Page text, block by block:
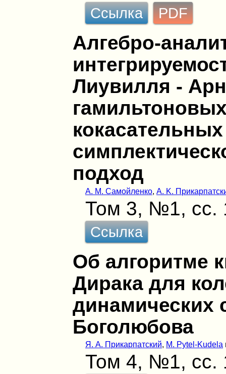
Ссылка PDF
Алгебро-
Лиувилля -
подход
А. М. Самойленко,А. K.
Том 3, №1, сс.
Ссылка
Об алгоритме
Дирака для
динамических
Боголюбова
Я. А. Прикарпатский, M. Pytel-Kudela
Том 4, №1, сс.